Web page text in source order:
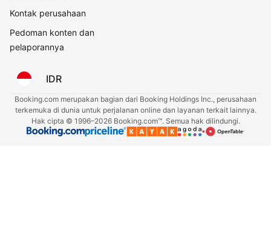
Kontak perusahaan
Pedoman konten dan
pelaporannya
IDR
Booking.com merupakan bagian dari Booking Holdings Inc., perusahaan
terkemuka di dunia untuk perjalanan online dan layanan terkait lainnya.
Hak cipta © 1996–2026 Booking.com™. Semua hak dilindungi.